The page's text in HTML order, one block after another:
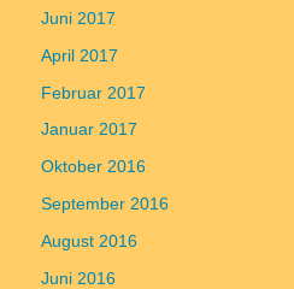
Juni 2017
April 2017
Februar 2017
Januar 2017
Oktober 2016
September 2016
August 2016
Juni 2016